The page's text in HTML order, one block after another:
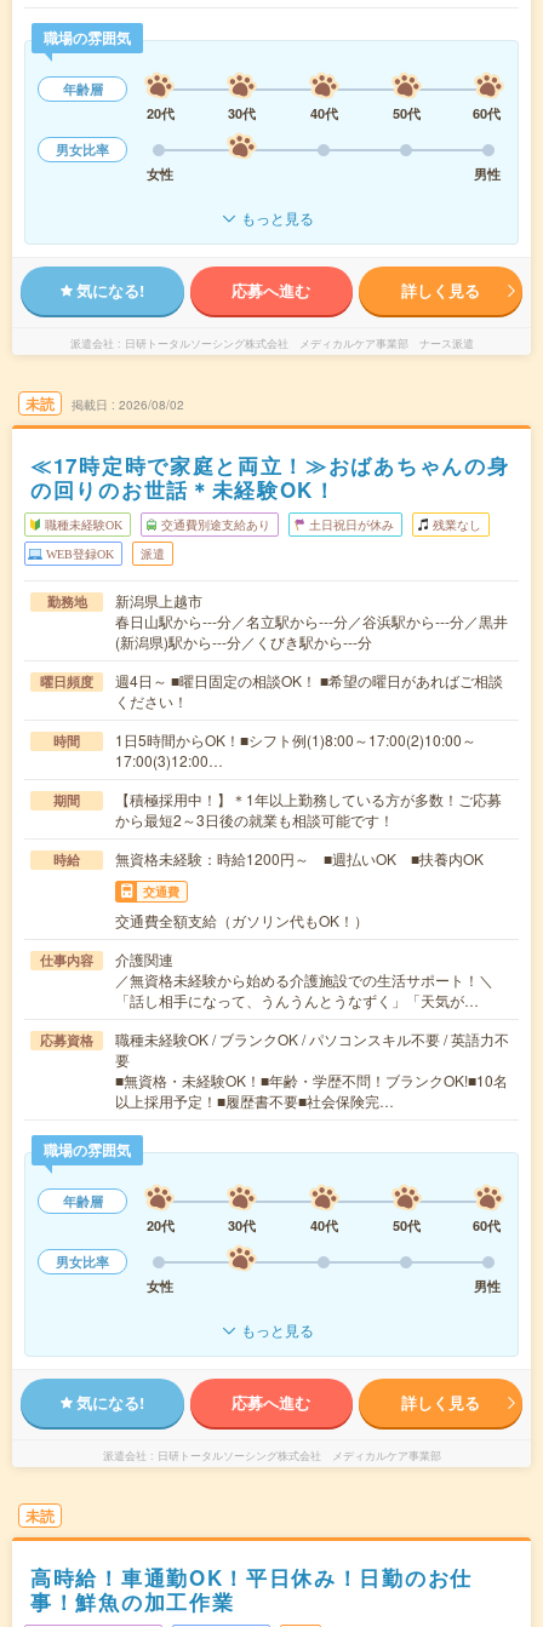
職場の雰囲気
年齢層
20代
30代 40代 50代
60代
男女比率
女性
男性
もっと見る
気になる! 応募へ進む 詳しく見る
派遣会社 日研トータルソーシング株式会社 メディカルケア事業部 ナース派遣
未読 掲載日 2026/08/02
≪17時定時で家庭と両立！≫おばあちゃんの身
の回りのお世話＊未経験OK！
職種未経験OK 交通費別途支給あり 土日祝日が休み 残業なし
WEB登録OK 派遣
勤務地
新潟県上越市
春日山駅から---分／名立駅から---分／谷浜駅から---分／黒井
(新潟県)駅から---分／くびき駅から---分
曜日頻度
週4日～ ■曜日固定の相談OK！ ■希望の曜日があればご相談
ください！
時間
1日5時間からOK！■シフト例(1)8:00～17:00(2)10:00～
17:00(3)12:00…
期間
【積極採用中！】＊1年以上勤務している方が多数！ご応募
から最短2～3日後の就業も相談可能です！
時給 無資格未経験：時給1200円～ ■週払いOK ■扶養内OK
交通費
交通費全額支給（ガソリン代もOK！）
仕事内容
介護関連
／無資格未経験から始める介護施設での生活サポート！＼
「話し相手になって、うんうんとうなずく」「天気が…
応募資格
職種未経験OK / ブランクOK / パソコンスキル不要 / 英語力不
要
■無資格・未経験OK！■年齢・学歴不問！ブランクOK!■10名
以上採用予定！■履歴書不要■社会保険完…
職場の雰囲気
年齢層
20代
30代 40代 50代
60代
男女比率
女性
男性
もっと見る
気になる! 応募へ進む 詳しく見る
派遣会社 日研トータルソーシング株式会社 メディカルケア事業部
未読
高時給！車通勤OK！平日休み！日勤のお仕
事！鮮魚の加工作業